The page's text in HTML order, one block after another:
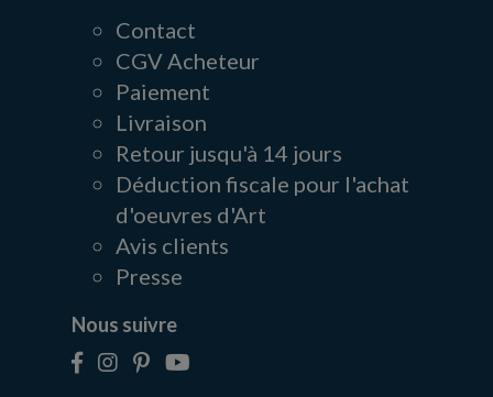
Contact
CGV Acheteur
Paiement
Livraison
Retour jusqu'à 14 jours
Déduction fiscale pour l'achat
d'oeuvres d'Art
Avis clients
Presse
Nous suivre